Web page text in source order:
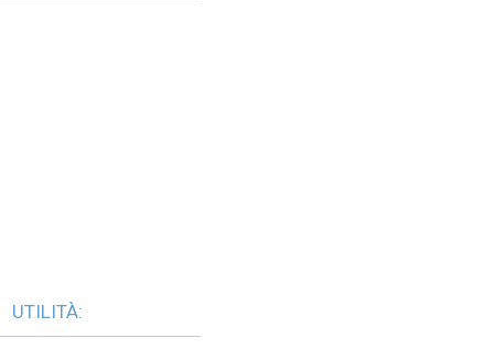
UTILITÀ: